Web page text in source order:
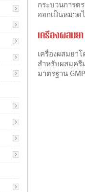
กระบวนการต
ออกเป็นหมวด
เครื่องผสมย
เครื่องผสมยา
สำหรับผสมครี
มาตรฐาน GMP